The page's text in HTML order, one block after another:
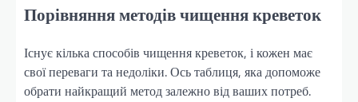
Порівняння методів чищення креветок
Існує кілька способів чищення креветок, і кожен має
свої переваги та недоліки. Ось таблиця, яка допоможе
обрати найкращий метод залежно від ваших потреб.